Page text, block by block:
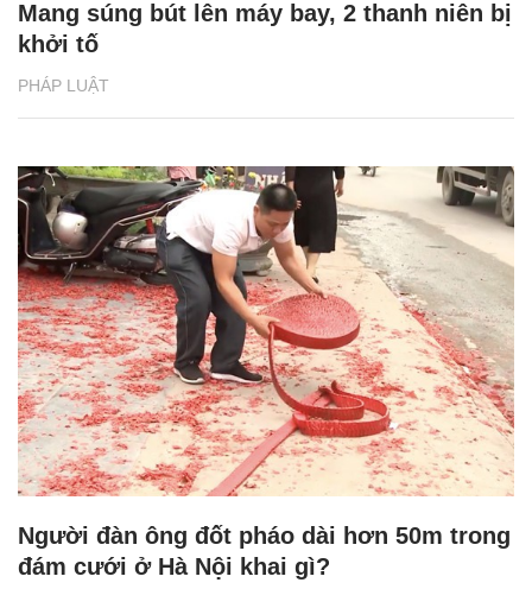
PHÁP LUẬT
Mang súng bút lên máy bay, 2 thanh niên bị
khởi tố
Người đàn ông đốt pháo dài hơn 50m trong
đám cưới ở Hà Nội khai gì?